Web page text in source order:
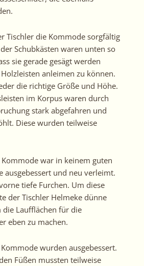
Tischler die Kommode sorgfältig
Schubkästen waren unten so
sie gerade gesägt werden
anleimen zu können.
die richtige Größe und Höhe.
im Korpus waren durch
stark abgefahren und
Diese wurden teilweise
war in keinem guten
ausgebessert und neu verleimt.
tiefe Furchen. Um diese
der Tischler Helmeke dünne
die Laufflächen für die
eben zu machen.
wurden ausgebessert.
Füßen mussten teilweise